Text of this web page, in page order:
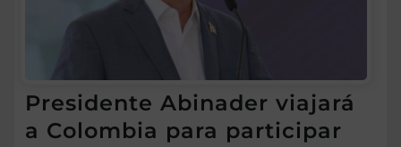
Presidente Abinader viajará
a Colombia para participar